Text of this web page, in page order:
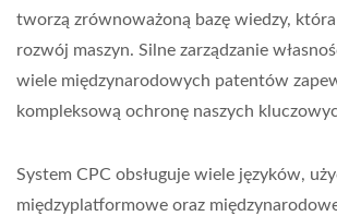
tworzą zrównoważoną bazę wiedzy, która
rozwój maszyn. Silne zarządzanie
wiele międzynarodowych patentów
kompleksową ochronę naszych
System CPC obsługuje wiele języków,
międzyplatformowe oraz